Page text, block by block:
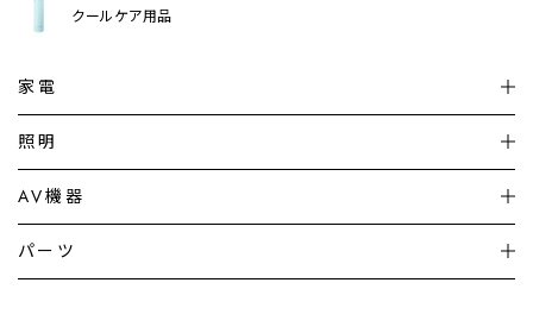
クールケア用品
家電
加湿器・空気清浄機
暖房機 掃除機
照明
シーリングライト
デスクライト
AV機器
テレビ
パーツ